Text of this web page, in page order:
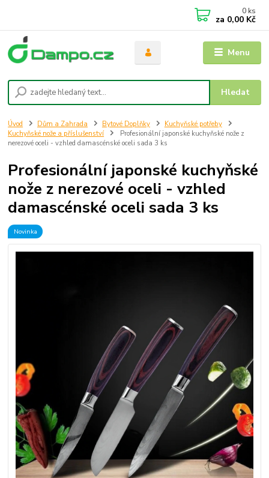
Menu
Hledat
0 ks
za 0,00 Kč
Úvod Dům a Zahrada Bytové Doplňky
Kuchyňské potřeby
Kuchyňské nože a příslušenství
Profesionální japonské kuchyňské nože z
nerezové oceli - vzhled damascénské oceli sada 3 ks
Profesionální japonské kuchyňské
nože z nerezové oceli - vzhled
damascénské oceli sada 3 ks
Novinka